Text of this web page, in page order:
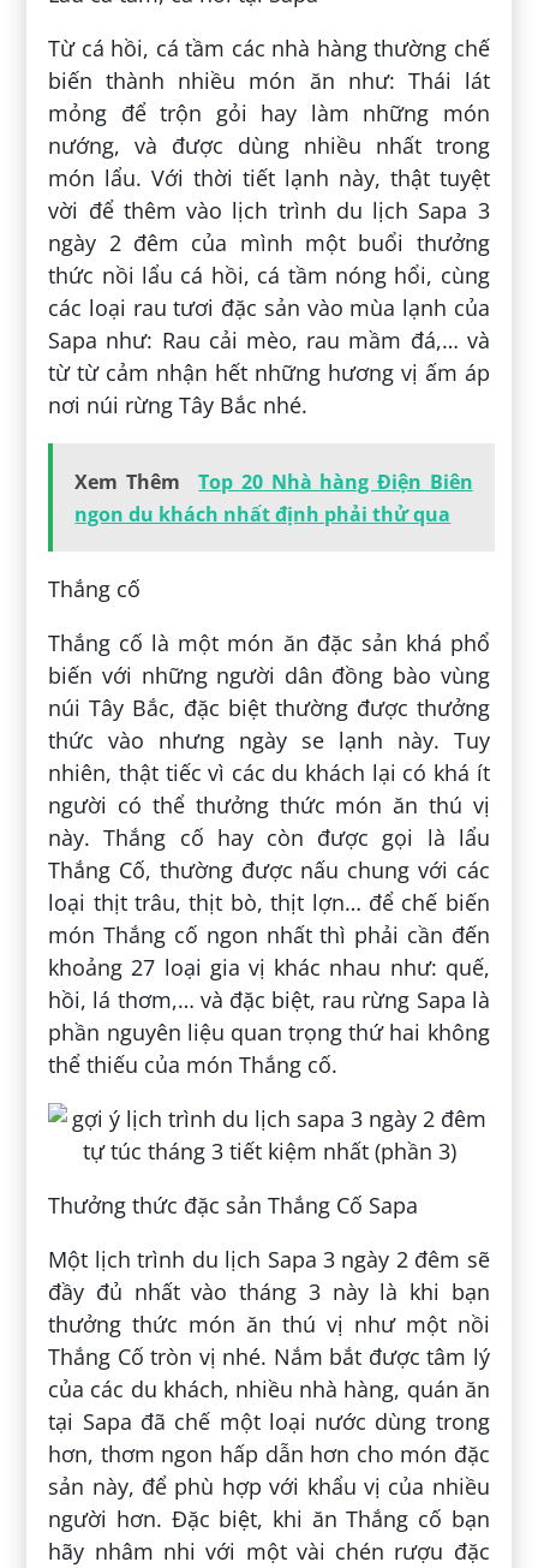
Từ cá hồi, cá tầm các nhà hàng thường chế
biến thành nhiều món ăn như: Thái lát
mỏng để trộn gỏi hay làm những món
nướng, và được dùng nhiều nhất trong
món lẩu. Với thời tiết lạnh này, thật tuyệt
vời để thêm vào lịch trình du lịch Sapa 3
ngày 2 đêm của mình một buổi thưởng
thức nồi lẩu cá hồi, cá tầm nóng hổi, cùng
các loại rau tươi đặc sản vào mùa lạnh của
Sapa như: Rau cải mèo, rau mầm đá,… và
từ từ cảm nhận hết những hương vị ấm áp
nơi núi rừng Tây Bắc nhé.
Xem Thêm
Top 20 Nhà hàng Điện Biên
ngon du khách nhất định phải thử qua
Thắng cố
Thắng cố là một món ăn đặc sản khá phổ
biến với những người dân đồng bào vùng
núi Tây Bắc, đặc biệt thường được thưởng
thức vào nhưng ngày se lạnh này. Tuy
nhiên, thật tiếc vì các du khách lại có khá ít
người có thể thưởng thức món ăn thú vị
này. Thắng cố hay còn được gọi là lẩu
Thắng Cố, thường được nấu chung với các
loại thịt trâu, thịt bò, thịt lợn… để chế biến
món Thắng cố ngon nhất thì phải cần đến
khoảng 27 loại gia vị khác nhau như: quế,
hồi, lá thơm,… và đặc biệt, rau rừng Sapa là
phần nguyên liệu quan trọng thứ hai không
thể thiếu của món Thắng cố.
Thưởng thức đặc sản Thắng Cố Sapa
Một lịch trình du lịch Sapa 3 ngày 2 đêm sẽ
đầy đủ nhất vào tháng 3 này là khi bạn
thưởng thức món ăn thú vị như một nồi
Thắng Cố tròn vị nhé. Nắm bắt được tâm lý
của các du khách, nhiều nhà hàng, quán ăn
tại Sapa đã chế một loại nước dùng trong
hơn, thơm ngon hấp dẫn hơn cho món đặc
sản này, để phù hợp với khẩu vị của nhiều
người hơn. Đặc biệt, khi ăn Thắng cố bạn
hãy nhâm nhi với một vài chén rượu đặc